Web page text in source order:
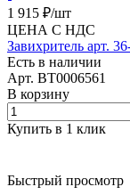
1 915 ₽/шт
ЦЕНА С НДС
Завихритель арт.
Есть в наличии
Арт. BT0006561
В корзину
Купить в 1 клик
Быстрый просмотр